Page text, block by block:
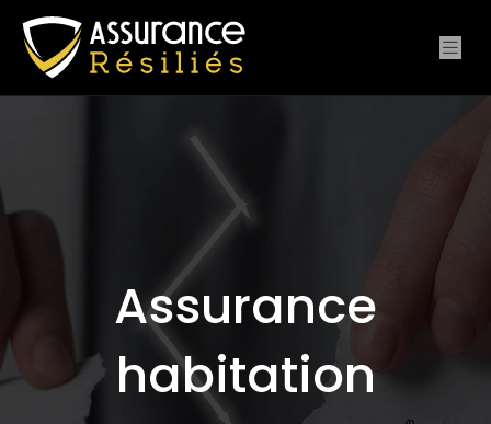
Assurance
habitation